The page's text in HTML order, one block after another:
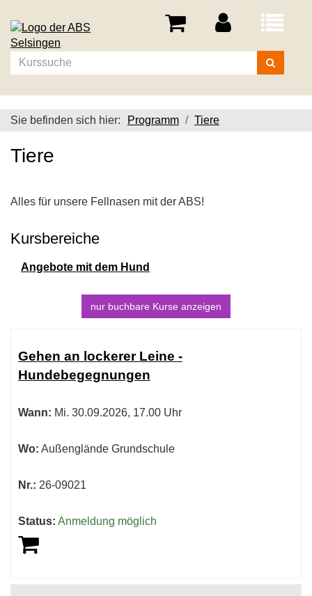
Menü
Kurse
suchen
Sie befinden sich hier: Programm Tiere
Tiere
Alles für unsere Fellnasen mit der ABS!
Kursbereiche
Angebote mit dem Hund
nur buchbare Kurse anzeigen
Tabellenüberschriften
können
sortiert
Gehen an lockerer Leine -
Hundebegegnungen
Wann: Mi. 30.09.2026, 17.00 Uhr
Wo: Außenglände Grundschule
Nr.: 26-09021
Status: Anmeldung möglich